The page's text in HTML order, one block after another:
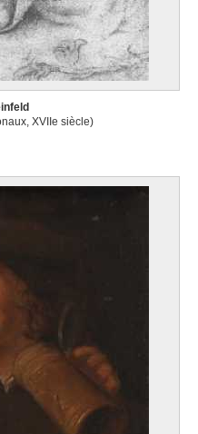
XVIIe siècle)